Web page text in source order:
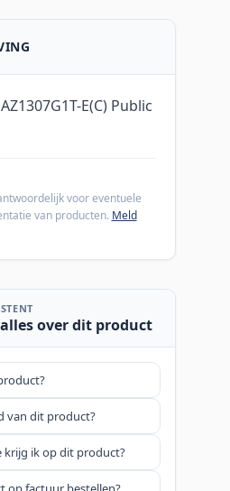
E(C) Public
voor eventuele
van producten. Meld
over dit product
van dit product?
krijg ik op dit product?